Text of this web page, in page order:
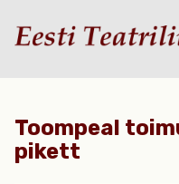
Toompeal
pikett